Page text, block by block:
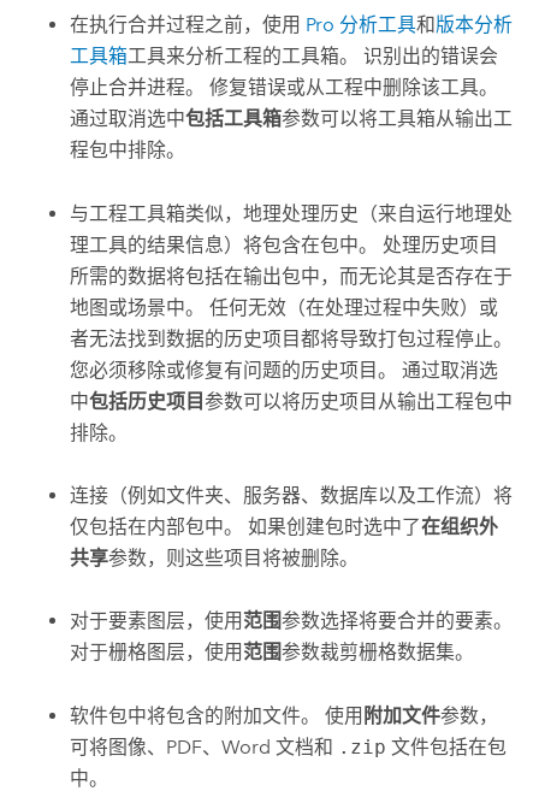
在执行合并过程之前，使用 Pro 分析工具和版本分析
工具箱工具来分析工程的工具箱。 识别出的错误会
停止合并进程。 修复错误或从工程中删除该工具。
通过取消选中包括工具箱参数可以将工具箱从输出工
程包中排除。
与工程工具箱类似，地理处理历史（来自运行地理处
理工具的结果信息）将包含在包中。 处理历史项目
所需的数据将包括在输出包中，而无论其是否存在于
地图或场景中。 任何无效（在处理过程中失败）或
者无法找到数据的历史项目都将导致打包过程停止。
您必须移除或修复有问题的历史项目。 通过取消选
中包括历史项目参数可以将历史项目从输出工程包中
排除。
连接（例如文件夹、服务器、数据库以及工作流）将
仅包括在内部包中。 如果创建包时选中了在组织外
共享参数，则这些项目将被删除。
对于要素图层，使用 范围参数选择将要合并的要素。
对于栅格图层，使用 范围参数裁剪栅格数据集。
软件包中将包含的附加文件。 使用 附加文件参数，
可将图像、PDF、Word 文档和 .zip 文件包括在包
中。